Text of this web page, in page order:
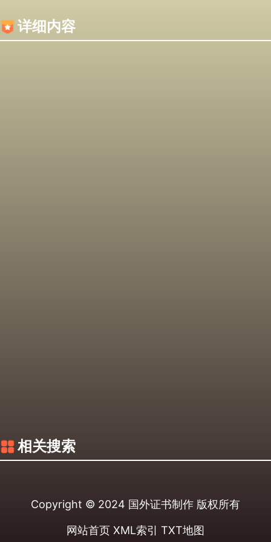
详细内容
相关搜索
Copyright © 2024 国外证书制作 版权所有
网站首页 XML索引 TXT地图